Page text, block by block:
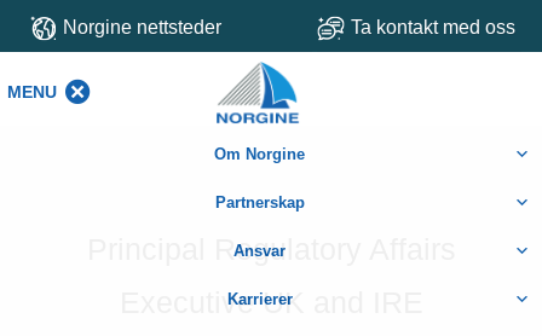
Norgine nettsteder Ta kontakt med oss
MENU
Om Norgine
Partnerskap
Ansvar
Karrierer
Principal Regulatory Affairs
Executive UK and IRE